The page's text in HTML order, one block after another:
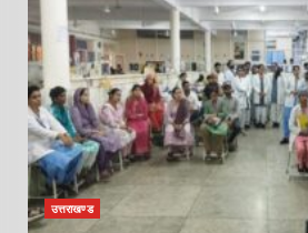
उत्तराखण्ड